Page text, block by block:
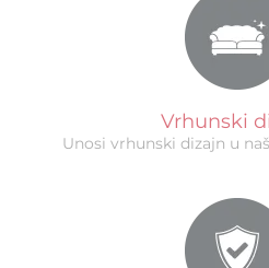
Vrhunski
Unosi vrhunski dizajn u